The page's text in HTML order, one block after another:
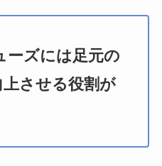
ーズには足元の
させる役割が